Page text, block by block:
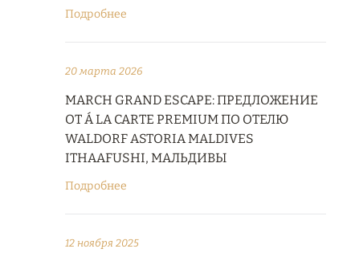
Подробнее
20 марта 2026
MARCH GRAND ESCAPE: ПРЕДЛОЖЕНИЕ
ОТ Á LA CARTE PREMIUM ПО ОТЕЛЮ
WALDORF ASTORIA MALDIVES
ITHAAFUSHI, МАЛЬДИВЫ
Подробнее
12 ноября 2025